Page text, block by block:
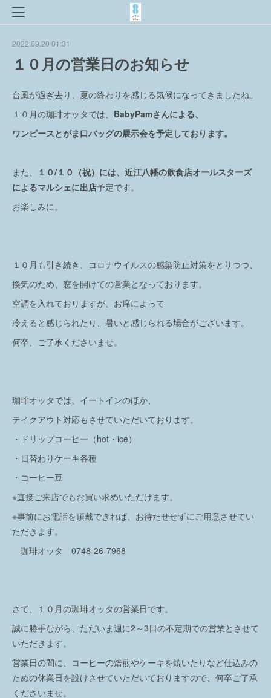
2022.09.20 01:31
１０月の営業日のお知らせ
台風が過ぎ去り、夏の終わりを感じる気候になってきましたね。
１０月の珈琲オッタでは、 BabyPamさんによる、
ワンピースとがま口バッグの展示会を予定しております。
また、
１０/１０（祝）には、近江八幡の飲食店オールスターズ
によるマルシェに出店予定です。
お楽しみに。
１０月も引き続き、コロナウイルスの感染防止対策をとりつつ、
換気のため、窓を開けての営業となっております。
空調を入れておりますが、お席によって
冷えると感じられたり、暑いと感じられる場合がございます。
何卒、ご了承くださいませ。
珈琲オッタでは、イートインのほか、
テイクアウト対応もさせていただいております。
・ドリップコーヒー（hot・ice）
・日替わりケーキ各種
・コーヒー豆
※直接ご来店でもお買い求めいただけます。
※事前にお電話を頂戴できれば、お待たせせずにご用意させてい
ただきます。
珈琲オッタ 0748-26-7968
さて、１０月の珈琲オッタの営業日です。
誠に勝手ながら、ただいま週に2～3日の不定期での営業とさせて
いただきます。
営業日の間に、コーヒーの焙煎やケーキを焼いたりなど仕込みの
ための休業日を設けさせていただいておりますので、何卒ご了承
くださいませ。